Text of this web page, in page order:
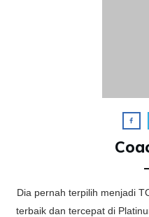
Dia pernah terpilih menjadi
terbaik dan tercepat di